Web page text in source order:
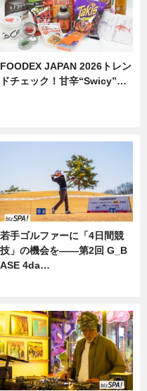
FOODEX JAPAN 2026トレン
ドチェック！甘辛“Swicy”…
若手ゴルファーに「4日間競
技」の機会を——第2回 G_B
ASE 4da…